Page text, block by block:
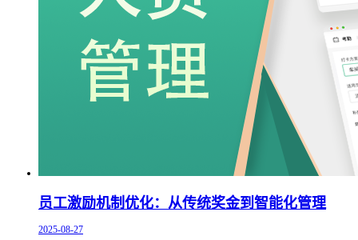
员工激励机制优化：从传统奖金到智能化管理
2025-08-27